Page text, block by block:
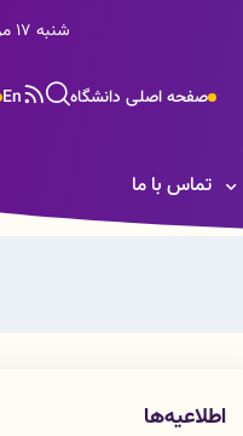
شنبه 17 مرداد 1405
En صفحه اصلی دانشگاه
تماس با ما
اطلاعیه‌ها